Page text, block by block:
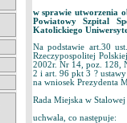
w sprawie utworzenia
Powiatowy Szpital
Katolickiego
Na podstawie art.30
Rzeczypospolitej
2002r. Nr 14, poz. 128,
2 i art. 96 pkt 3 ?
na wniosek Prezydenta
Rada Miejska w
uchwala, co następuje: